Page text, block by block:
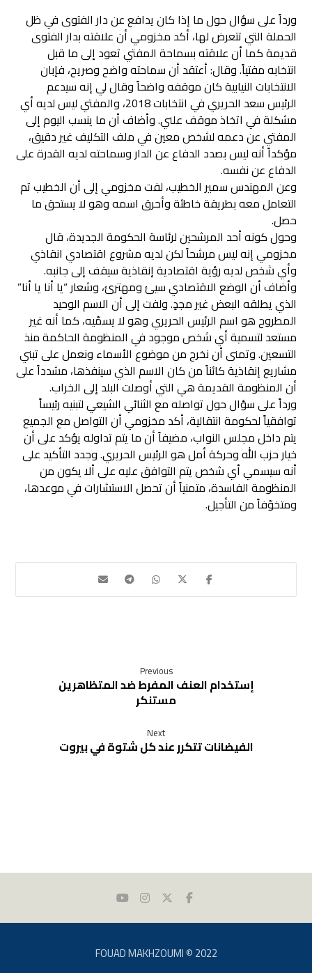
ورداً على سؤال حول ما إذا كان يدافع عن دار الفتوى في ظل
الحملة التي تتعرض لها، أكد مخزومي أن علاقته بدار الفتوى
قديمة كما أن علاقته بسماحة المفتي تعود إلى ما قبل
انتخابه مفتياً. وقال: أعتقد أن سماحته واضح وصريح، فإبان
الانتخابات النيابية كان موقفه واضحاً وقال لي إنه سيدعم
الرئيس سعد الحريري في انتخابات 2018، والمفتي ليس لديه أي
مشكلة في اتخاذ موقف علني. وأضاف أن ما ينسب اليوم إلى
المفتي عن دعمه لشخص معين في ملف التكليف غير دقيق،
مؤكداً أنه ليس بصدد الدفاع عن الدار وسماحته لديه القدرة على
الدفاع عن نفسه.
وعن المهندس سمير الخطيب، لفت مخزومي إلى أن الخطيب تم
التعامل معه بطريقة خاطئة وأحرق اسمه وهو لا يستحق ما
حصل.
وحول كونه أحد المرشحين لرئاسة الحكومة الجديدة، قال
مخزومي إنه ليس مرشحاً لكن لديه مشروع اقتصادي انقاذي
وأي شخص لديه رؤية اقتصادية إنقاذية سيقف إلى جانبه.
وأضاف أن الوضع الاقتصادي سيئ ومهترئ، وشعار “يا أنا يا أنا”
الذي يطلقه البعض غير مجدٍ. ولفت إلى أن الاسم الوحيد
المطروح هو اسم الرئيس الحريري وهو لا يسمّيه، كما أنه غير
مستعد لتسمية أي شخص موجود في المنظومة الحاكمة منذ
التسعين. وتمنى أن نخرج من موضوع الأسماء ونعمل على تبني
مشاريع إنقاذية كائناً من كان الاسم الذي سينفذها، مشدداً على
أن المنظومة القديمة هي التي أوصلت البلد إلى الخراب.
ورداً على سؤال حول تواصله مع الثنائي الشيعي لتبنيه رئيساً
توافقياً لحكومة انتقالية، أكد مخزومي أن التواصل مع الجميع
يتم داخل مجلس النواب، مضيفاً أن ما يتم تداوله يؤكد على أن
خيار حزب الله وحركة أمل هو الرئيس الحريري. وجدد التأكيد على
أنه سيسمي أي شخص يتم التوافق عليه على ألا يكون من
المنظومة الفاسدة، متمنياً أن تحصل الاستشارات في موعدها،
ومتخوّفاً من التأجيل.
Previous
إستخدام العنف المفرط ضد المتظاهرين
مستنكر
Next
الفيضانات تتكرر عند كل شتوة في بيروت
FOUAD MAKHZOUMI © 2022